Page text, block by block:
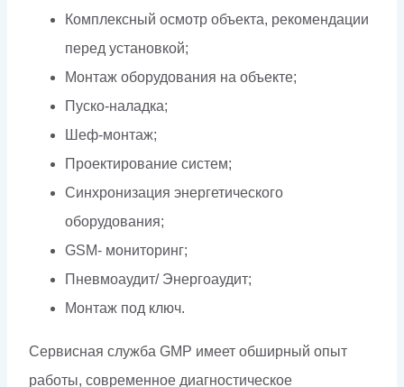
Комплексный осмотр объекта, рекомендации
перед установкой;
Монтаж оборудования на объекте;
Пуско-наладка;
Шеф-монтаж;
Проектирование систем;
Синхронизация энергетического
оборудования;
GSM- мониторинг;
Пневмоаудит/ Энергоаудит;
Монтаж под ключ.
Сервисная служба GMP имеет обширный опыт
работы, современное диагностическое